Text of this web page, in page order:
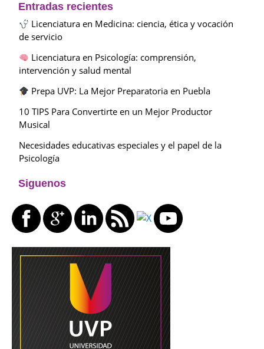
Entradas recientes
Licenciatura en Medicina: ciencia, ética y vocación
de servicio
Licenciatura en Psicología: comprensión,
intervención y salud mental
Prepa UVP: La Mejor Preparatoria en Puebla
10 TIPS Para Convertirte en un Mejor Productor
Musical
Necesidades educativas especiales y el papel de la
Psicología
Siguenos